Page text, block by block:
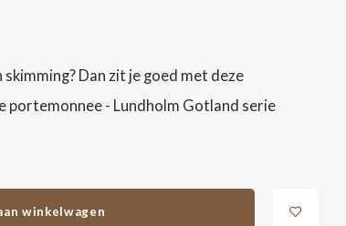
Dan zit je goed met deze
portemonnee - Lundholm Gotland serie
winkelwagen